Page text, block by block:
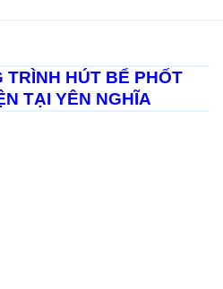
TRÌNH HÚT BỂ PHỐT
TẠI YÊN NGHĨA